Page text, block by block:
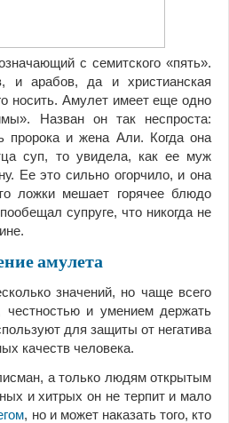
с семитского «пять».
и арабов, да и христианская
носить. Амулет имеет еще одно
Назван он так неспроста:
и жена Али. Когда она
суп, то увидела, как ее муж
Ее это сильно огорчило, и она
ложки мешает горячее блюдо
супруге, что никогда не
амулета
значений, но чаще всего
честностью и умением держать
для защиты от негатива
качеств человека.
а только людям открытым
и хитрых он не терпит и мало
, но и может наказать того, кто